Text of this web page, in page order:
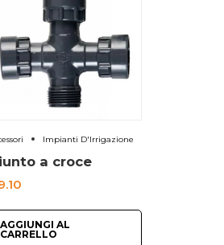
Impianti D'Irrigazione
a croce
AGGIUNGI AL
CARRELLO